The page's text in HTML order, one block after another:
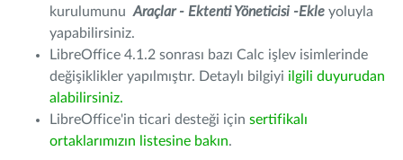
kurulumunu Araçlar - Ektenti Yöneticisi -Ekle yoluyla
yapabilirsiniz.
LibreOffice 4.1.2 sonrası bazı Calc işlev isimlerinde
değişiklikler yapılmıştır. Detaylı bilgiyi ilgili duyurudan
alabilirsiniz.
LibreOffice'in ticari desteği için sertifikalı
ortaklarımızın listesine bakın.